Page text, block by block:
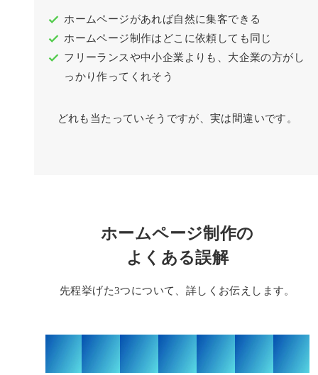
ホームページがあれば自然に集客できる
ホームページ制作はどこに依頼しても同じ
フリーランスや中小企業よりも、大企業の方がし
っかり作ってくれそう
どれも当たっていそうですが、実は間違いです。
ホームページ制作の
よくある誤解
先程挙げた3つについて、詳しくお伝えします。